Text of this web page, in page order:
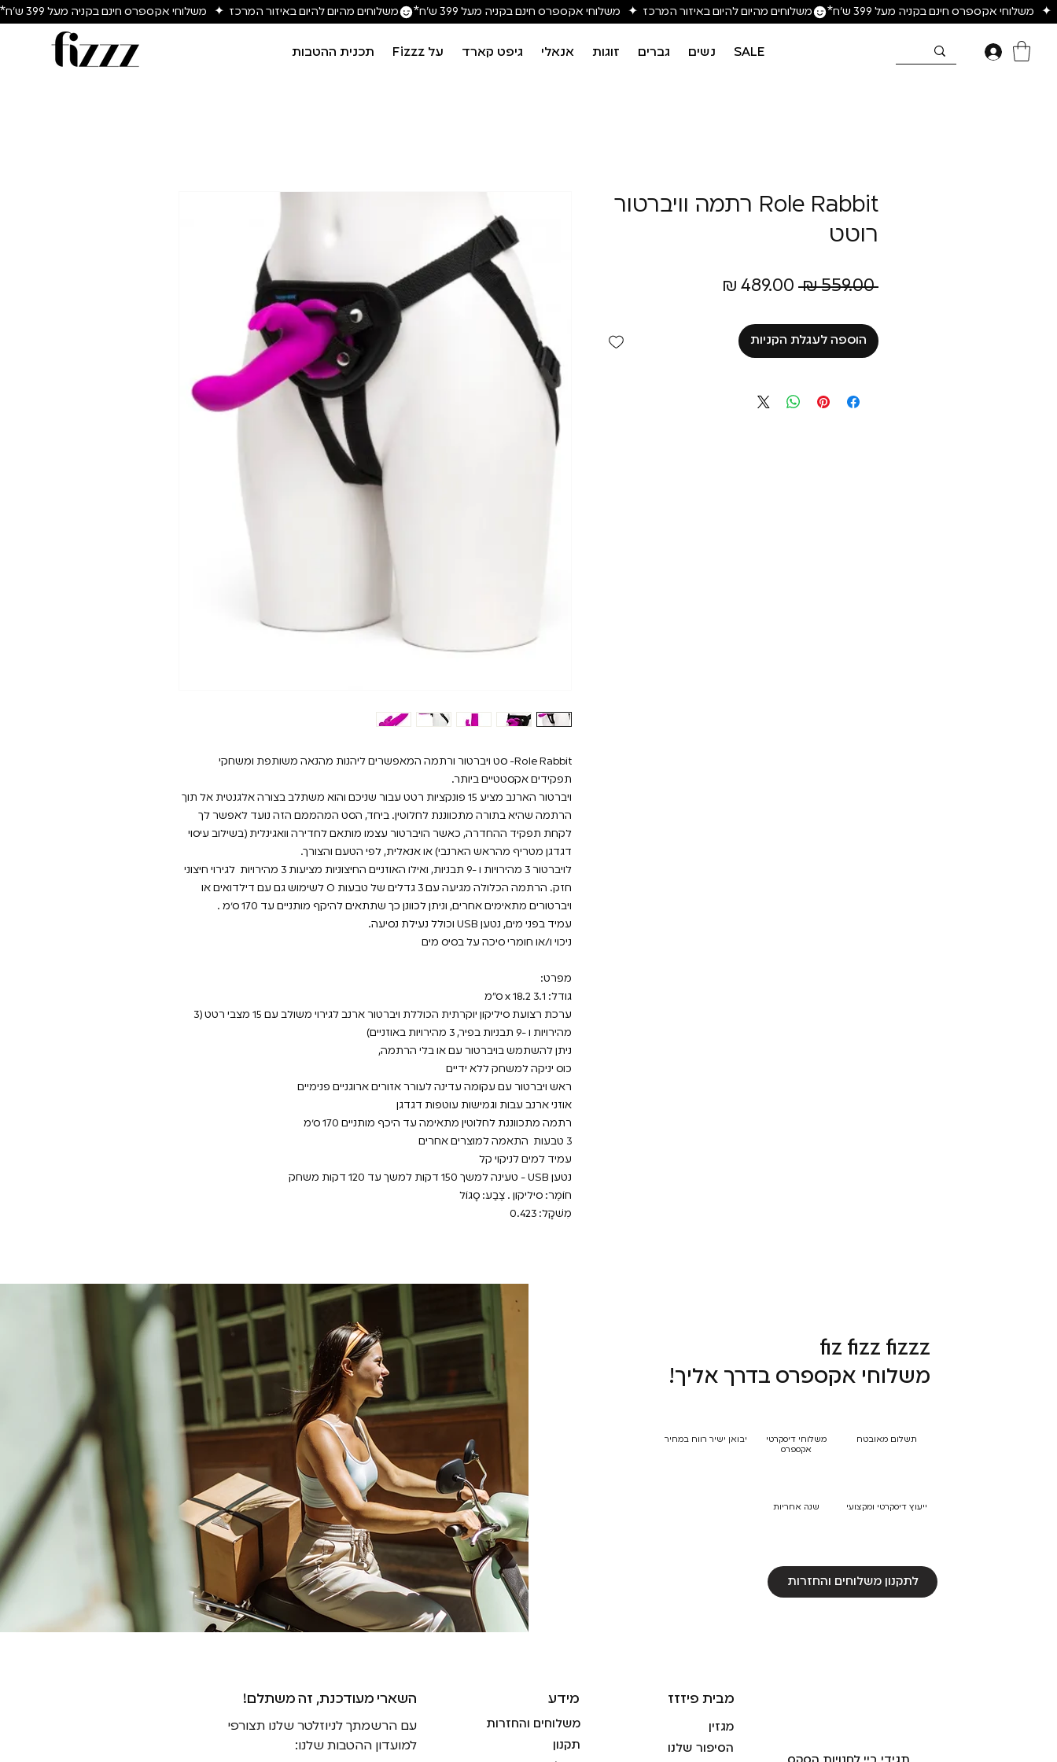
משלוחים מהיום להיום באיזור המרכז  ✦   משלוחי אקספרס חינם בקניה מעל 399 ש״ח*
SALE נשים גברים זוגות אנאלי גיפט קארד על Fizzz תכנית ההטבות
Role Rabbit- סט ויברטור ורתמה המאפשרים ליהנות מהנאה משותפת ומשחקי
תפקידים אקסטטיים ביותר.
ויברטור הארנב מציע 15 פונקציות רטט עבור שניכם והוא משתלב בצורה אלגנטית אל תוך
הרתמה שהיא בתורה מתכווננת לחלוטין. ביחד, הסט המהממם הזה נועד לאפשר לך
לקחת תפקיד ההחדרה, כאשר הויברטור עצמו מותאם לחדירה וואגינלית (בשילוב עיסוי
דגדגן מטריף מהראש הארנבי) או אנאלית, לפי הטעם והצורך.
לויברטור 3 מהירויות ו -9 תבניות, ואילו האוזניים החיצוניות מציעות 3 מהירויות לגירוי חיצוני
חזק. הרתמה הכלולה מגיעה עם 3 גדלים של טבעות O לשימוש גם עם דילדואים או
ויברטורים מתאימים אחרים, וניתן לכוונן כך שתתאים להיקף מותניים עד 170 ס״מ .
עמיד בפני מים, נטען USB וכולל נעילת נסיעה.
ניכוי ו/או חומרי סיכה על בסיס מים
מפרט:
גודל: 3.1 x 18.2 ס"מ
ערכת רצועת סיליקון יוקרתית הכוללת ויברטור ארנב לגירוי משולב עם 15 מצבי רטט (3
מהירויות ו -9 תבניות בפיר, 3 מהירויות באוזניים)
ניתן להשתמש בויברטור עם או בלי הרתמה,
כוס יניקה למשחק ללא ידיים
ראש ויברטור עם עקומה עדינה לעורר אזורים ארוגניים פנימיים
אוזני ארנב עבות וגמישות עוטפות דגדגן
רתמה מתכווננת לחלוטין מתאימה עד היכף מותניים 170 ס״מ
3 טבעות התאמה למוצרים אחרים
עמיד למים לניקוי קל
נטען USB - טעינה למשך 150 דקות למשך עד 120 דקות משחק
חוֹמֶר: סיליקון . צֶבַע: סָגוֹל
מִשׁקָל: 0.423
Role Rabbit רתמה וויברטור
רוטט
‏559.00 ‏₪
מחיר
הוספה לעגלת הקניות
fiz fizz fizzz
משלוחי אקספרס בדרך אליך!
תשלום מאובטח
ייעוץ דיסקרטי ומקצועי
משלוחי דיסקרטי
אקספרס
שנה אחריות
יבואן ישיר רווח במחיר
לתקנון משלוחים והחזרות
!השארי מעודכנת, זה משתלם
עם הרשמתך לניוזלטר שלנו תצורפי
למועדון ההטבות שלנו:
מידע
משלוחים והחזרות
תקנון
מבית פיזזז
מגזין
הסיפור שלנו